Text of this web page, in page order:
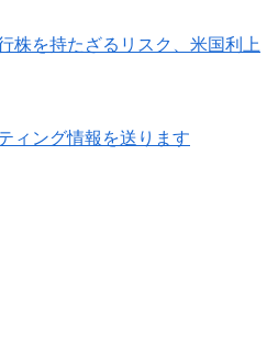
株を持たざるリスク、米国利上
ィング情報を送ります